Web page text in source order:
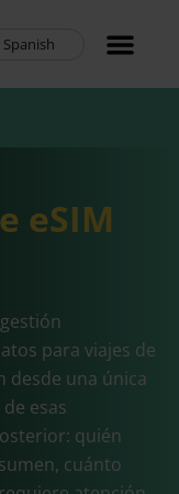
Spanish
eSIM
para viajes de
desde una única
esas
quién
cuánto